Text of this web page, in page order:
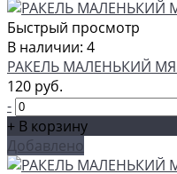
Быстрый просмотр
В наличии: 4
РАКЕЛЬ МАЛЕНЬКИЙ
120 руб.
-
+ В корзину
Добавлено